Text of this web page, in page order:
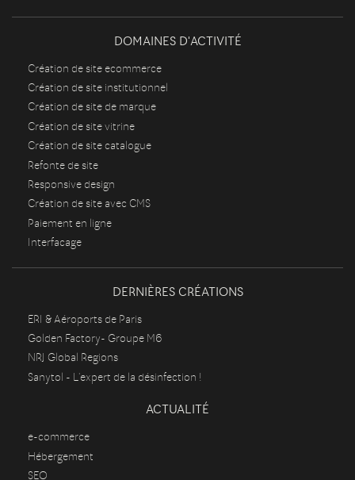
DOMAINES D'ACTIVITÉ
Création de site ecommerce
Création de site institutionnel
Création de site de marque
Création de site vitrine
Création de site catalogue
Refonte de site
Responsive design
Création de site avec CMS
Paiement en ligne
Interfacage
DERNIÈRES CRÉATIONS
ERI & Aéroports de Paris
Golden Factory- Groupe M6
NRJ Global Regions
Sanytol - L'expert de la désinfection !
ACTUALITÉ
e-commerce
Hébergement
SEO